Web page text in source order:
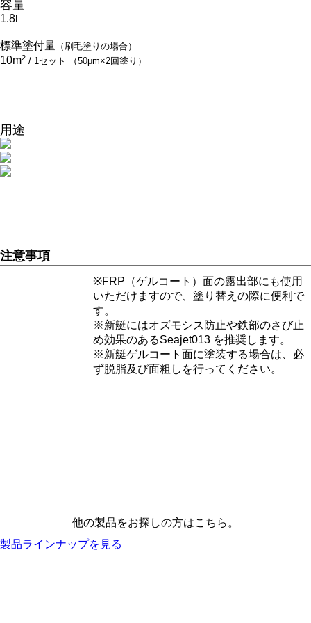
容量
1.8L
標準塗付量 （刷毛塗りの場合）
10m2 / 1セット （50μm×2回塗り）
用途
注意事項
※FRP（ゲルコート）面の露出部にも使用
いただけますので、塗り替えの際に便利で
す。
※新艇にはオズモシス防止や鉄部のさび止
め効果のあるSeajet013 を推奨します。
※新艇ゲルコート面に塗装する場合は、必
ず脱脂及び面粗しを行ってください。
他の製品をお探しの方はこちら。
製品ラインナップを見る